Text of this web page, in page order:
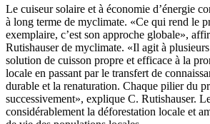
Le cuiseur solaire et à économie d’énergie
à long terme de myclimate. «Ce qui rend le
exemplaire, c’est son approche globale»,
Rutishauser de myclimate. «Il agit à
solution de cuisson propre et efficace à la
locale en passant par le transfert de
durable et la renaturation. Chaque pilier du
successivement», explique C. Rutishauser.
considérablement la déforestation locale et